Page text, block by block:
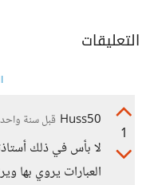
التعليقات
1
Huss50 قبل سنة
لا بٲس في ذلك
العبارات يروي بها